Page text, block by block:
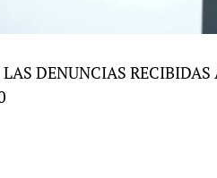
DENUNCIAS RECIBIDAS